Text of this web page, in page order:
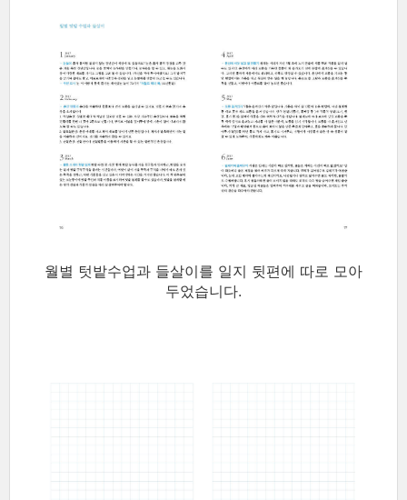
월별 텃밭수업과 들살이를 일지 뒷편에 따로 모아
두었습니다.